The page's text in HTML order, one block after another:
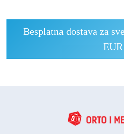
Besplatna dostava za
EUR